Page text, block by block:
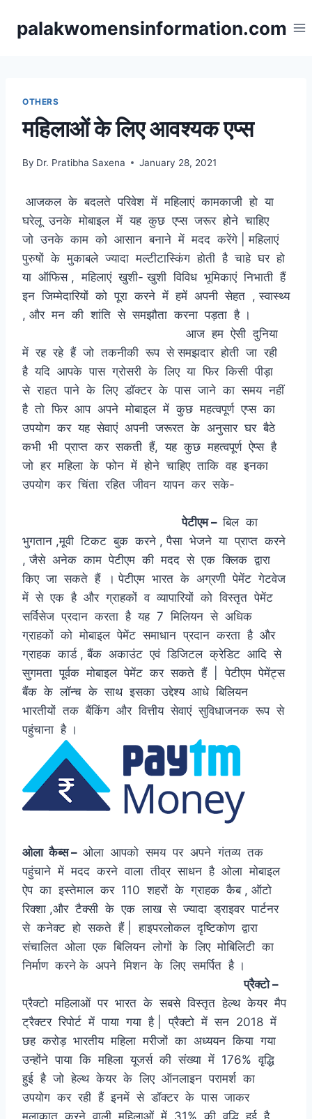
palakwomensinformation.com
OTHERS
महिलाओं के लिए आवश्यक एप्स
By Dr. Pratibha Saxena January 28, 2021
आजकल के बदलते परिवेश में महिलाएं कामकाजी हो या
घरेलू उनके मोबाइल में यह कुछ एप्स जरूर होने चाहिए
जो उनके काम को आसान बनाने में मदद करेंगे | महिलाएं
पुरुषों के मुकाबले ज्यादा मल्टीटास्किंग होती है चाहे घर हो
या ऑफिस , महिलाएं खुशी- खुशी विविध भूमिकाएं निभाती हैं
इन जिम्मेदारियों को पूरा करने में हमें अपनी सेहत , स्वास्थ्य
, और मन की शांति से समझौता करना पड़ता है ।
आज हम ऐसी दुनिया
में रह रहे हैं जो तकनीकी रूप से समझदार होती जा रही
है यदि आपके पास ग्रोसरी के लिए या फिर किसी पीड़ा
से राहत पाने के लिए डॉक्टर के पास जाने का समय नहीं
है तो फिर आप अपने मोबाइल में कुछ महत्वपूर्ण एप्स का
उपयोग कर यह सेवाएं अपनी जरूरत के अनुसार घर बैठे
कभी भी प्राप्त कर सकती हैं, यह कुछ महत्वपूर्ण ऐप्स है
जो हर महिला के फोन में होने चाहिए ताकि वह इनका
उपयोग कर चिंता रहित जीवन यापन कर सके-
पेटीएम –बिल का
भुगतान ,मूवी टिकट बुक करने , पैसा भेजने या प्राप्त करने
, जैसे अनेक काम पेटीएम की मदद से एक क्लिक द्वारा
किए जा सकते हैं । पेटीएम भारत के अग्रणी पेमेंट गेटवेज
में से एक है और ग्राहकों व व्यापारियों को विस्तृत पेमेंट
सर्विसेज प्रदान करता है यह 7 मिलियन से अधिक
ग्राहकों को मोबाइल पेमेंट समाधान प्रदान करता है और
ग्राहक कार्ड , बैंक अकाउंट एवं डिजिटल क्रेडिट आदि से
सुगमता पूर्वक मोबाइल पेमेंट कर सकते हैं | पेटीएम पेमेंट्स
बैंक के लॉन्च के साथ इसका उद्देश्य आधे बिलियन
भारतीयों तक बैंकिंग और वित्तीय सेवाएं सुविधाजनक रूप से
पहुंचाना है ।
ओला कैब्स – ओला आपको समय पर अपने गंतव्य तक
पहुंचाने में मदद करने वाला तीव्र साधन है ओला मोबाइल
ऐप का इस्तेमाल कर 110 शहरों के ग्राहक कैब , ऑटो
रिक्शा ,और टैक्सी के एक लाख से ज्यादा ड्राइवर पार्टनर
से कनेक्ट हो सकते हैं | हाइपरलोकल दृष्टिकोण द्वारा
संचालित ओला एक बिलियन लोगों के लिए मोबिलिटी का
निर्माण करने के अपने मिशन के लिए समर्पित है ।
प्रैक्टो –
प्रैक्टो महिलाओं पर भारत के सबसे विस्तृत हेल्थ केयर मैप
ट्रैक्टर रिपोर्ट में पाया गया है | प्रैक्टो में सन 2018 में
छह करोड़ भारतीय महिला मरीजों का अध्ययन किया गया
उन्होंने पाया कि महिला यूजर्स की संख्या में 176% वृद्धि
हुई है जो हेल्थ केयर के लिए ऑनलाइन परामर्श का
उपयोग कर रही हैं इनमें से डॉक्टर के पास जाकर
मुलाकात करने वाली महिलाओं में 31% की वृद्धि हुई है